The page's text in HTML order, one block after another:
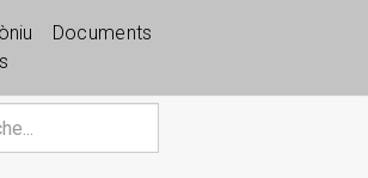
Documents